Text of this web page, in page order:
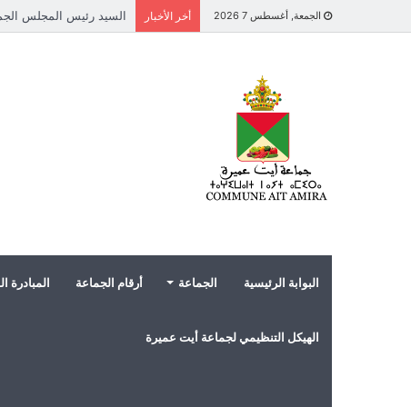
الجمعة, أغسطس 7 2026 أخر الأخبار
البوابة الرئيسية الجماعة أرقام الجماعة المبادرة
الهيكل التنظيمي لجماعة أيت عميرة